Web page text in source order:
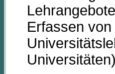
Erfassen